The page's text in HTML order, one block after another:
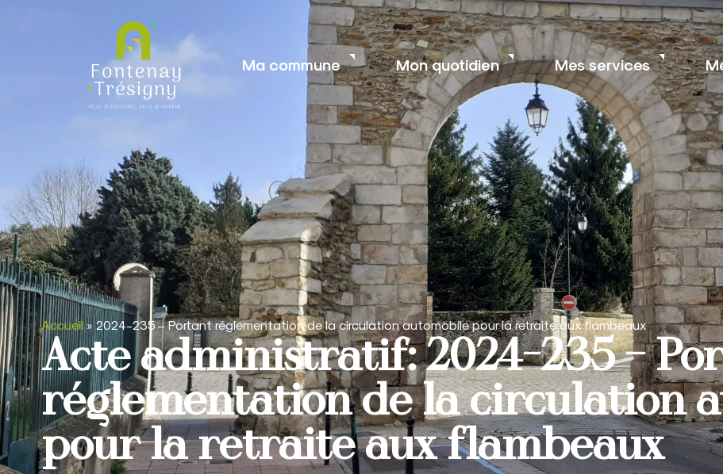
Ma commune Mon quotidien Mes services
Accueil»2024-235 – Portant réglementation de la circulation automobile pour la retraite aux flambeaux
Acte administratif: 2024-235 –
réglementation de la circulation
pour la retraite aux flambeaux